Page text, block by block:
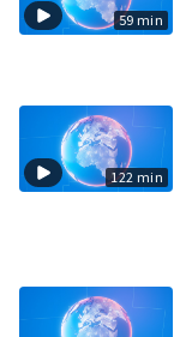
59 min
122 min